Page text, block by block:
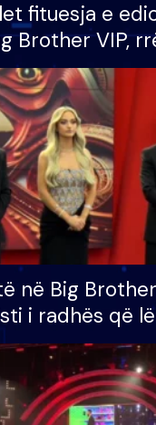
fituesja e
Brother VIP,
prej 100
në Big
i radhës që